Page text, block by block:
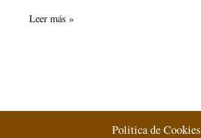
Sol
Leer más »
Politica de Cookies